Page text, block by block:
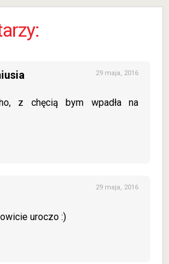
29 maja, 2016
z chęcią bym wpadła na
29 maja, 2016
uroczo :)